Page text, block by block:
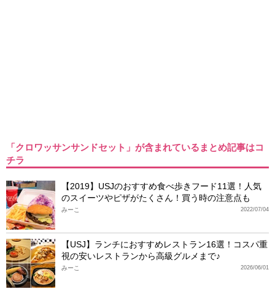
「クロワッサンサンドセット」が含まれているまとめ記事はコ
チラ
【2019】USJのおすすめ食べ歩きフード11選！人気
のスイーツやピザがたくさん！買う時の注意点も
2022/07/04
みーこ
【USJ】ランチにおすすめレストラン16選！コスパ重
視の安いレストランから高級グルメまで♪
2026/06/01
みーこ